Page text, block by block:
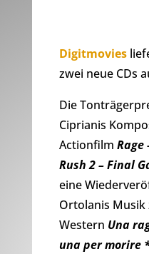
Digitmovies
zwei neue CDs
Die
Ciprianis
Actionfilm Rage
Rush 2 – Final
eine
Ortolanis Musik
Western Una
una per morire